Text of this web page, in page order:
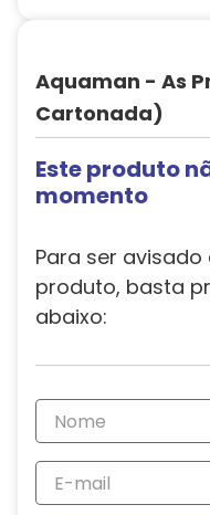
Aquaman - As
Cartonada)
Este produto
momento
Para ser
produto, basta
abaixo: